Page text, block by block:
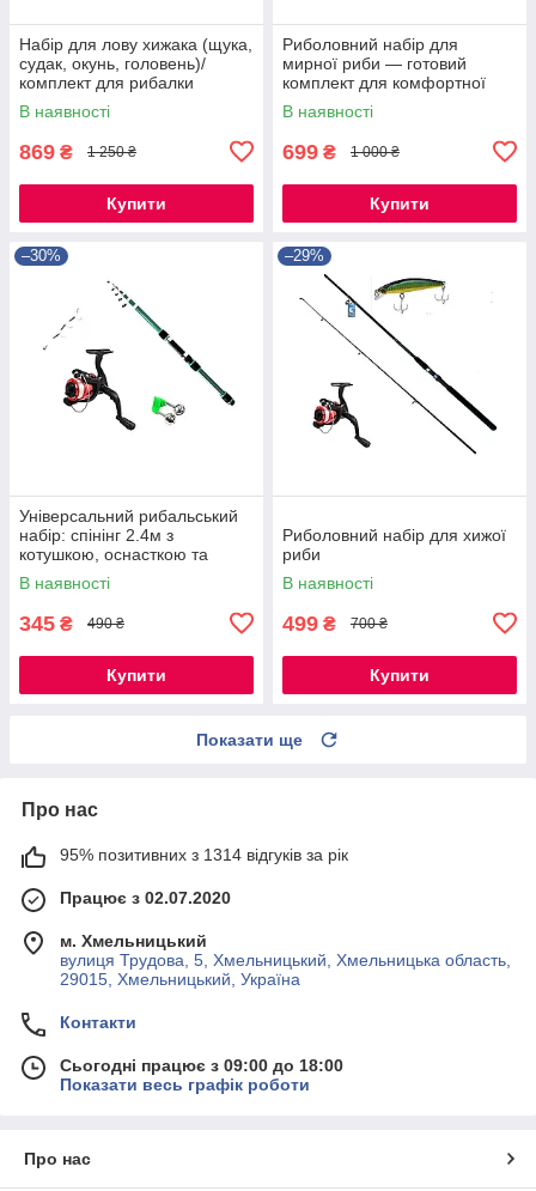
Набір для лову хижака (щука,
судак, окунь, головень)/
комплект для рибалки
В наявності
869 ₴ 1 250 ₴
Купити
Риболовний набір для
мирної риби — готовий
комплект для комфортної
риболовлі
В наявності
699 ₴ 1 000 ₴
Купити
–30%
Універсальний рибальський
набір: спінінг 2.4м з
котушкою, оснасткою та
сигналізатором
В наявності
345 ₴ 490 ₴
Купити
–29%
Риболовний набір для хижої
риби
В наявності
499 ₴ 700 ₴
Купити
Показати ще
Про нас
95% позитивних з 1314 відгуків за рік
Працює з 02.07.2020
м. Хмельницький
вулиця Трудова, 5, Хмельницький, Хмельницька область,
29015, Хмельницький, Україна
Контакти
Сьогодні працює з 09:00 до 18:00
Показати весь графік роботи
Про нас